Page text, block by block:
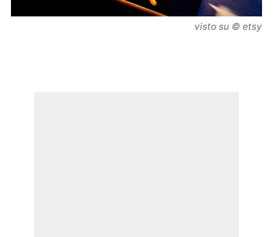
visto su © etsy